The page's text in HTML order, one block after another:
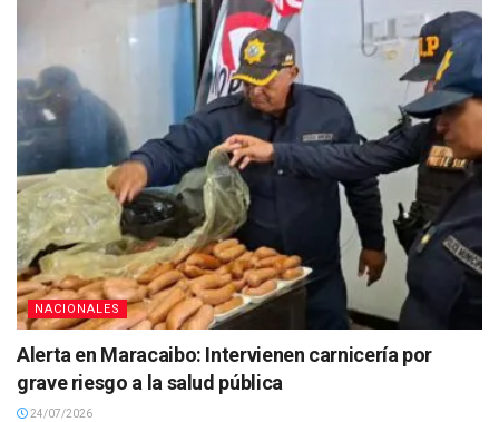
NACIONALES
Alerta en Maracaibo: Intervienen carnicería por
grave riesgo a la salud pública
24/07/2026